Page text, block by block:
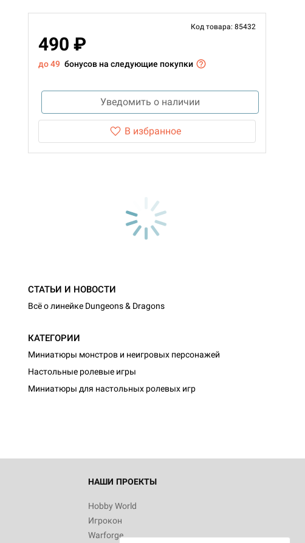
Код товара: 85432
490 ₽
до 49 бонусов на следующие покупки
Уведомить о наличии
В избранное
СТАТЬИ И НОВОСТИ
Всё о линейке Dungeons & Dragons
КАТЕГОРИИ
Миниатюры монстров и неигровых персонажей
Настольные ролевые игры
Миниатюры для настольных ролевых игр
НАШИ ПРОЕКТЫ
Hobby World
Игрокон
Warforge
World Журнал
Братья
World Сумерки